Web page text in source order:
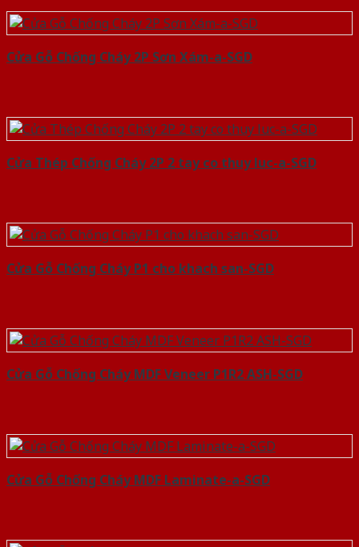
Cửa Gỗ Chống Cháy 2P Sơn Xám-a-SGD
Cửa Thép Chống Cháy 2P 2 tay co thuy luc-a-SGD
Cửa Gỗ Chống Cháy P1 cho khach san-SGD
Cửa Gỗ Chống Cháy MDF Veneer P1R2 ASH-SGD
Cửa Gỗ Chống Cháy MDF Laminate-a-SGD